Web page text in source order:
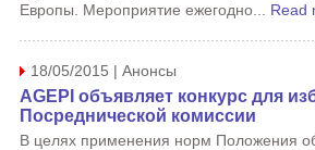
Европы. Мероприятие ежегодно... Read
18/05/2015 | Анонсы
AGEPI объявляет конкурс для
Посреднической комиссии
В целях применения норм Положения